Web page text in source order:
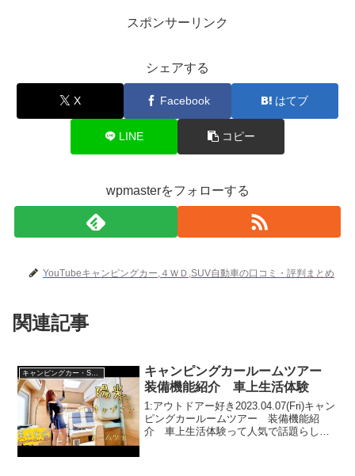
スポンサーリンク
シェアする
X Facebook はてブ
LINE コピー
wpmasterをフォローする
YouTubeキャンピングカー,４ＷＤ,SUV自動車の口コミ・評判まとめ
関連記事
キャンピングカールームツアー
装備機能紹介 車上生活体験
1:アウトドアー好き2023.04.07(Fri)キャン
ピングカールームツアー 装備機能紹
介 車上生活体験って人気で話題らしい